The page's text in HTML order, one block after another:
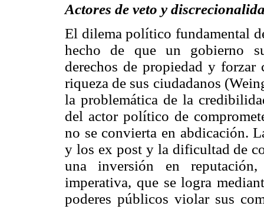
Actores de veto y
El dilema político fundamental
hecho de que un gobierno
derechos de propiedad y
riqueza de sus ciudadanos
la problemática de la
del actor político de
no se convierta en abdicación.
y los ex post y la dificultad de
una inversión en
imperativa, que se logra
poderes públicos violar sus